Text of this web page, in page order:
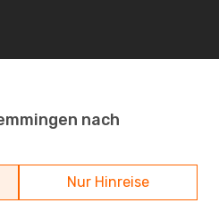
nach
Nur Hinreise